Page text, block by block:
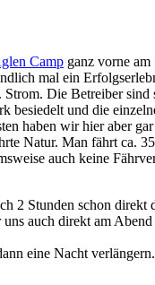
Camp ganz vorne am
mal ein
Die Betreiber sind
besiedelt und die
haben wir hier aber
Natur. Man fährt ca.
auch keine
2 Stunden schon
auch direkt am
eine Nacht